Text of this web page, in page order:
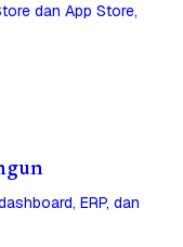
dan App Store,
ERP, dan